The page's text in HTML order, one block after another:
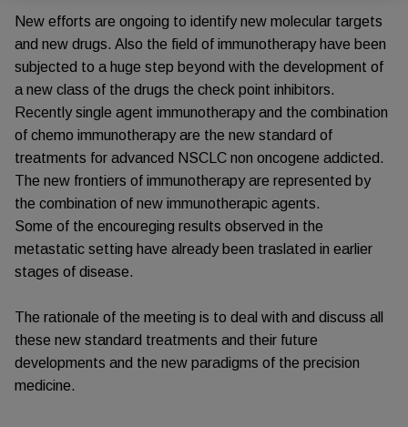
New efforts are ongoing to identify new molecular targets
and new drugs. Also the field of immunotherapy have been
subjected to a huge step beyond with the development of
a new class of the drugs the check point inhibitors.
Recently single agent immunotherapy and the combination
of chemo immunotherapy are the new standard of
treatments for advanced NSCLC non oncogene addicted.
The new frontiers of immunotherapy are represented by
the combination of new immunotherapic agents.
Some of the encoureging results observed in the
metastatic setting have already been traslated in earlier
stages of disease.
The rationale of the meeting is to deal with and discuss all
these new standard treatments and their future
developments and the new paradigms of the precision
medicine.